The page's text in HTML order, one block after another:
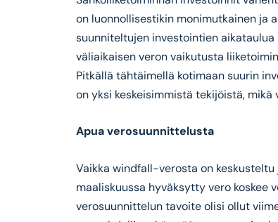
on luonnollisestikin monimutkainen ja
suunniteltujen investointien
väliaikaisen veron vaikutusta
Pitkällä tähtäimellä kotimaan suurin
on yksi keskeisimmistä tekijöistä,
Apua verosuunnittelusta
Vaikka windfall-verosta on keskusteltu
maaliskuussa hyväksytty vero koskee
verosuunnittelun tavoite olisi ollut